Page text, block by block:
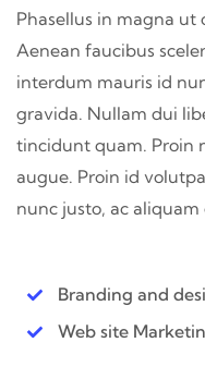
Phasellus in magna ut
Aenean faucibus
interdum mauris id
gravida. Nullam dui
tincidunt quam. Proin
augue. Proin id
nunc justo, ac aliquam
Branding and
Web site